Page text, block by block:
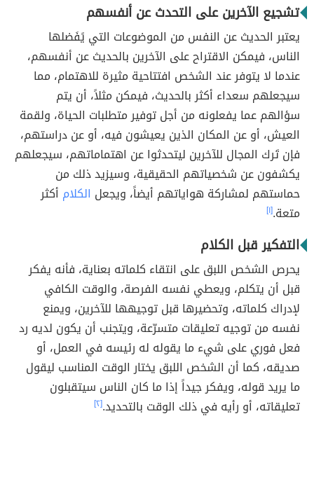
تشجيع الآخرين على التحدث عن أنفسهم
يعتبر الحديث عن النفس من الموضوعات التي يًفَضلها
الناس، فيمكن الاقتراح على الآخرين بالحديث عن أنفسهم،
عندما لا يتوفر عند الشخص افتتاحية مثيرة للاهتمام، مما
سيجعلهم سعداء أكثر بالحديث، فيمكن مثلاً، أن يتم
سؤالهم عما يفعلونه من أجل توفير متطلبات الحياة، ولقمة
العيش، أو عن المكان الذين يعيشون فيه، أو عن دراستهم،
فإن تَرك المجال للآخرين ليتحدثوا عن اهتماماتهم، سيجعلهم
يكشفون عن شخصياتهم الحقيقية، وسيزيد ذلك من
حماستهم لمشاركة هواياتهم أيضاً، ويجعل الكلام أكثر
متعة.[١]
التفكير قبل الكلام
يحرص الشخص اللبق على انتقاء كلماته بعناية، فأنه يفكر
قبل أن يتكلم، ويعطي نفسه الفرصة، والوقت الكافي
لإدراك كلماته، وتحضيرها قبل توجيهها للآخرين، ويمنع
نفسه من توجيه تعليقات متسرّعة، ويتجنب أن يكون لديه رد
فعل فوري على شيء ما يقوله له رئيسه في العمل، أو
صديقه، كما أن الشخص اللبق يختار الوقت المناسب ليقول
ما يريد قوله، ويفكر جيداً إذا ما كان الناس سيتقبلون
تعليقاته، أو رأيه في ذلك الوقت بالتحديد.[٢]